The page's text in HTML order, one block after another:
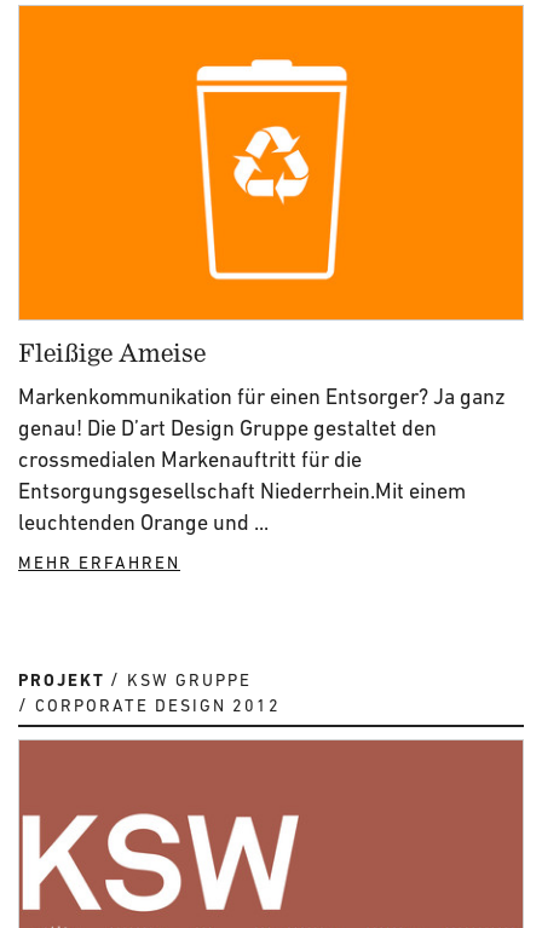
Fleißige Ameise
Markenkommunikation für einen Entsorger? Ja ganz
genau! Die D’art Design Gruppe gestaltet den
crossmedialen Markenauftritt für die
Entsorgungsgesellschaft Niederrhein.Mit einem
leuchtenden Orange und ...
MEHR ERFAHREN
PROJEKT
KSW GRUPPE
CORPORATE DESIGN 2012